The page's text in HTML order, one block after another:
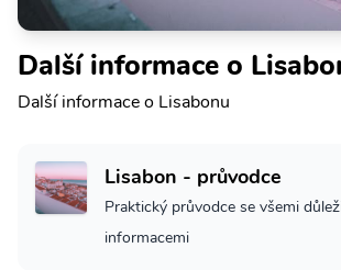
Další informace o
Další informace o Lisabonu
Lisabon - průvodce
Praktický průvodce se všemi
informacemi